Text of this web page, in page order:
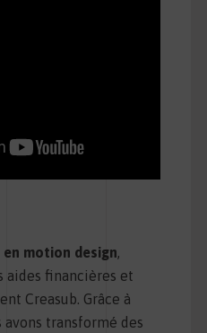
en motion design,
aides financières et
Creasub. Grâce à
transformé des